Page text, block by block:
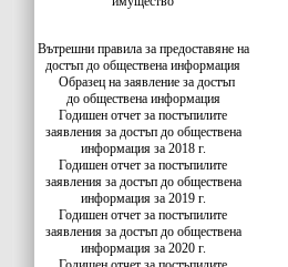
Вътрешни правила за предоставяне на
достъп до обществена информация
Образец на заявление за достъп
до обществена информация
Годишен отчет за постъпилите
заявления за достъп до обществена
информация за 2018 г.
Годишен отчет за постъпилите
заявления за достъп до обществена
информация за 2019 г.
Годишен отчет за постъпилите
заявления за достъп до обществена
информация за 2020 г.